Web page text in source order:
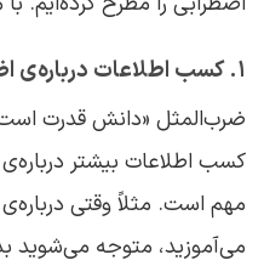
۱. کسب اطلاعات درباره‌ی اضطراب
ضرب‌المثل «دانش قدرت
کسب اطلاعات بیشتر درباره‌ی
مهم است. مثلاً وقتی
می‌آموزید، متوجه می‌شوید